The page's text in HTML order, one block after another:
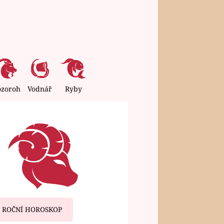
Vodnář Ryby
ROČNÍ HOROSKOP